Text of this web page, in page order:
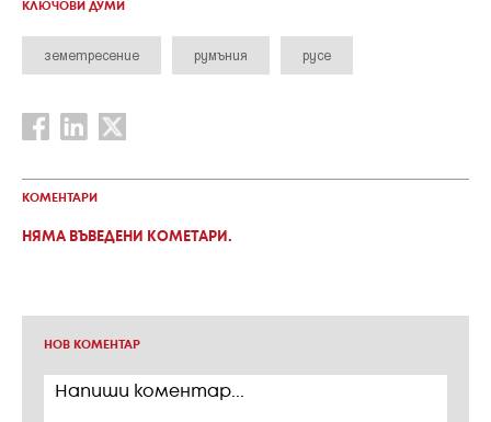
КЛЮЧОВИ ДУМИ
земетресение румъния русе
КОМЕНТАРИ
НЯМА ВЪВЕДЕНИ КОМЕТАРИ.
НОВ КОМЕНТАР